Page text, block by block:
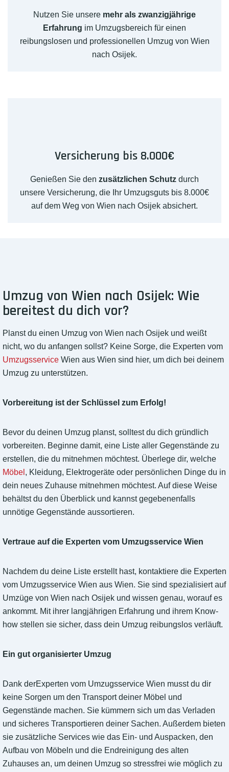
Nutzen Sie unsere mehr als zwanzigjährige
Erfahrung im Umzugsbereich für einen
reibungslosen und professionellen Umzug von Wien
nach Osijek.
Versicherung bis 8.000€
Genießen Sie den zusätzlichen Schutz durch
unsere Versicherung, die Ihr Umzugsguts bis 8.000€
auf dem Weg von Wien nach Osijek absichert.
Umzug von Wien nach Osijek: Wie
bereitest du dich vor?
Planst du einen Umzug von Wien nach Osijek und weißt
nicht, wo du anfangen sollst? Keine Sorge, die Experten vom
Umzugsservice Wien aus Wien sind hier, um dich bei deinem
Umzug zu unterstützen.
Vorbereitung ist der Schlüssel zum Erfolg!
Bevor du deinen Umzug planst, solltest du dich gründlich
vorbereiten. Beginne damit, eine Liste aller Gegenstände zu
erstellen, die du mitnehmen möchtest. Überlege dir, welche
Möbel , Kleidung, Elektrogeräte oder persönlichen Dinge du in
dein neues Zuhause mitnehmen möchtest. Auf diese Weise
behältst du den Überblick und kannst gegebenenfalls
unnötige Gegenstände aussortieren.
Vertraue auf die Experten vom Umzugsservice Wien
Nachdem du deine Liste erstellt hast, kontaktiere die Experten
vom Umzugsservice Wien aus Wien. Sie sind spezialisiert auf
Umzüge von Wien nach Osijek und wissen genau, worauf es
ankommt. Mit ihrer langjährigen Erfahrung und ihrem Know-
how stellen sie sicher, dass dein Umzug reibungslos verläuft.
Ein gut organisierter Umzug
Dank derExperten vom Umzugsservice Wien musst du dir
keine Sorgen um den Transport deiner Möbel und
Gegenstände machen. Sie kümmern sich um das Verladen
und sicheres Transportieren deiner Sachen. Außerdem bieten
sie zusätzliche Services wie das Ein- und Auspacken, den
Aufbau von Möbeln und die Endreinigung des alten
Zuhauses an, um deinen Umzug so stressfrei wie möglich zu